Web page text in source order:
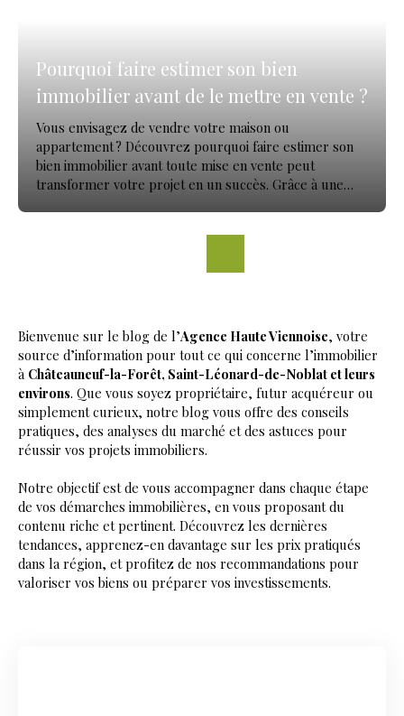
Pourquoi faire estimer son bien
immobilier avant de le mettre en vente ?
Vous envisagez de vendre votre maison ou
appartement ? Découvrez pourquoi faire estimer son
bien immobilier avant toute mise en vente peut
transformer votre projet en un succès. Grâce à une
Bienvenue sur le blog de l’Agence Haute Viennoise, votre
source d’information pour tout ce qui concerne l’immobilier
à Châteauneuf-la-Forêt, Saint-Léonard-de-Noblat et leurs
environs. Que vous soyez propriétaire, futur acquéreur ou
simplement curieux, notre blog vous offre des conseils
pratiques, des analyses du marché et des astuces pour
réussir vos projets immobiliers.
Notre objectif est de vous accompagner dans chaque étape
de vos démarches immobilières, en vous proposant du
contenu riche et pertinent. Découvrez les dernières
tendances, apprenez-en davantage sur les prix pratiqués
dans la région, et profitez de nos recommandations pour
valoriser vos biens ou préparer vos investissements.